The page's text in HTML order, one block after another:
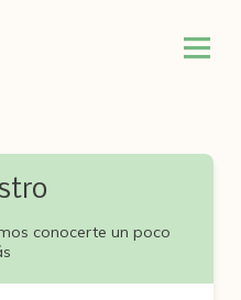
conocerte un poco